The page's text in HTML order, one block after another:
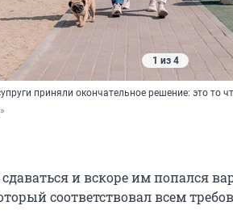
1 из 4
приняли окончательное решение: это то
и вскоре им попался
соответствовал всем